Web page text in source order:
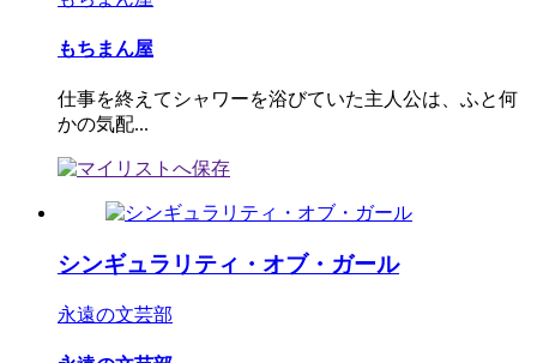
もちまん屋
仕事を終えてシャワーを浴びていた主人公は、ふと何
かの気配...
シンギュラリティ・オブ・ガール
永遠の文芸部